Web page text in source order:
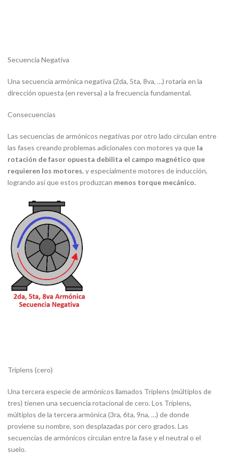
Secuencia Negativa
Una secuencia armónica negativa (2da, 5ta, 8va, …) rotaría en la
dirección opuesta (en reversa) a la frecuencia fundamental.
Consecuencias
Las secuencias de armónicos negativas por otro lado circulan entre
las fases creando problemas adicionales con motores ya que la
rotación de fasor opuesta debilita el campo magnético que
requieren los motores, y especialmente motores de inducción,
logrando así que estos produzcan menos torque mecánico.
Triplens (cero)
Una tercera especie de armónicos llamados Triplens (múltiplos de
tres) tienen una secuencia rotacional de cero. Los Triplens,
múltiplos de la tercera armónica (3ra, 6ta, 9na, …) de donde
proviene su nombre, son desplazadas por cero grados. Las
secuencias de armónicos circulan entre la fase y el neutral o el
suelo.